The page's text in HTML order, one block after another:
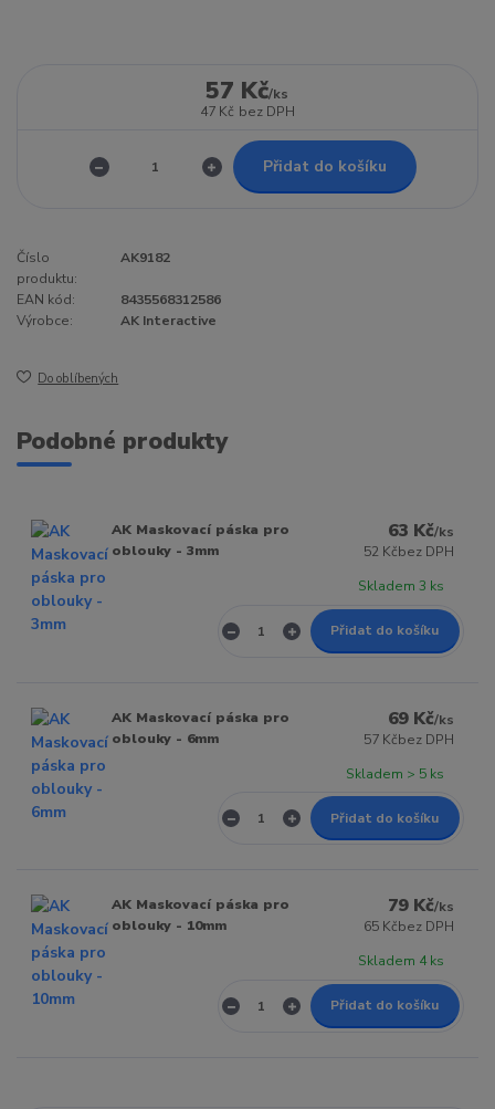
57 Kč/ks
47 Kč bez DPH
Přidat do košíku
Číslo
produktu:
AK9182
EAN kód:
8435568312586
Výrobce:
AK Interactive
Do oblíbených
Podobné produkty
AK Maskovací páska pro
oblouky - 3mm
63 Kč/ks
52 Kčbez DPH
Skladem 3 ks
Přidat do košíku
AK Maskovací páska pro
oblouky - 6mm
69 Kč/ks
57 Kčbez DPH
Skladem > 5 ks
Přidat do košíku
AK Maskovací páska pro
oblouky - 10mm
79 Kč/ks
65 Kčbez DPH
Skladem 4 ks
Přidat do košíku